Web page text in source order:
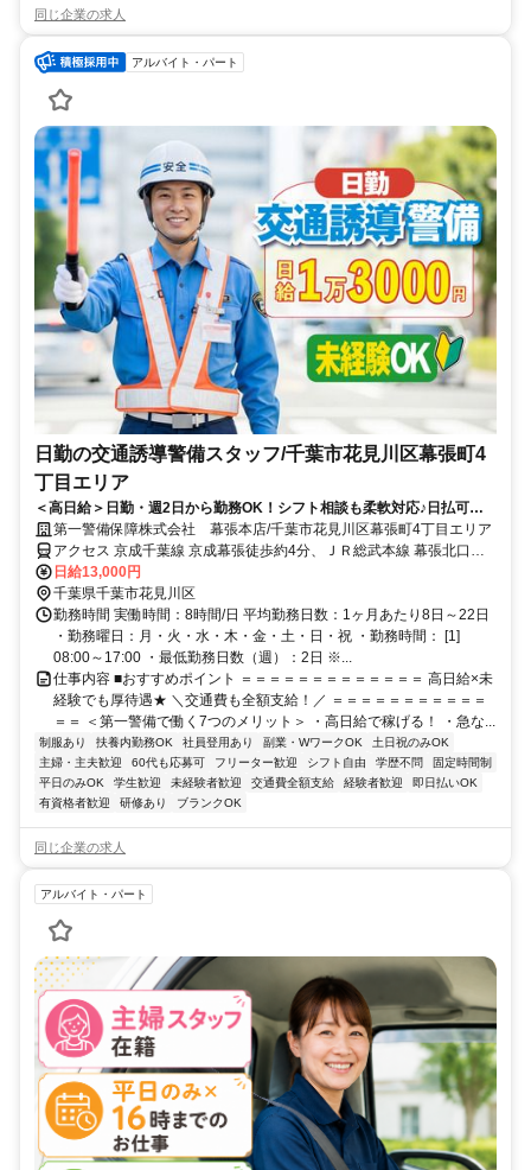
同じ企業の求人
アルバイト・パート
日勤の交通誘導警備スタッフ/千葉市花見川区幕張町4
丁目エリア
＜高日給＞日勤・週2日から勤務OK！シフト相談も柔軟対応♪日払可◎
未経験歓迎★
第一警備保障株式会社 幕張本店/千葉市花見川区幕張町4丁目エリア
アクセス 京成千葉線 京成幕張徒歩約4分、ＪＲ総武本線 幕張北口徒
歩約5分、京成千葉線 検見川徒歩約21分 直行直帰OK＊交通費全額支
給＊
日給13,000円
千葉県千葉市花見川区
勤務時間 実働時間：8時間/日 平均勤務日数：1ヶ月あたり8日～22日
・勤務曜日：月・火・水・木・金・土・日・祝 ・勤務時間： [1]
08:00～17:00 ・最低勤務日数（週）：2日 ※...
仕事内容 ■おすすめポイント ＝＝＝＝＝＝＝＝＝＝＝＝＝ 高日給×未
経験でも厚待遇★ ＼交通費も全額支給！／ ＝＝＝＝＝＝＝＝＝＝＝
＝＝ ＜第一警備で働く7つのメリット＞ ・高日給で稼げる！ ・急な...
制服あり 扶養内勤務OK 社員登用あり 副業・WワークOK
土日祝のみOK
主婦・主夫歓迎
60代も応募可 フリーター歓迎 シフト自由 学歴不問
固定時間制
平日のみOK
学生歓迎 未経験者歓迎 交通費全額支給 経験者歓迎
即日払いOK
有資格者歓迎
研修あり ブランクOK
同じ企業の求人
アルバイト・パート